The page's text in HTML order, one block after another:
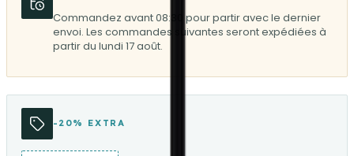
Commandez avant 08:30 pour partir avec le dernier
envoi. Les commandes suivantes seront expédiées à
partir du lundi 17 août.
-20% EXTRA